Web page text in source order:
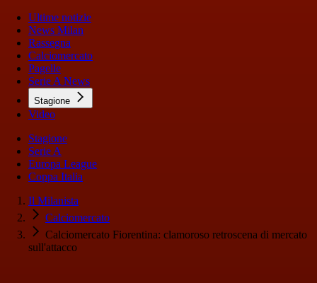
Ultime notizie
News Milan
Rassegna
Calciomercato
Pagelle
Serie A News
Stagione
Video
Stagione
Serie A
Europa League
Coppa Italia
Il Milanista
Calciomercato
Calciomercato Fiorentina: clamoroso retroscena di mercato
sull'attacco